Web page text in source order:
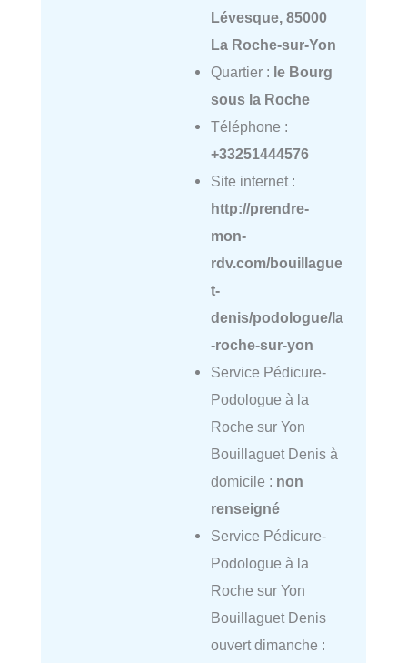
Lévesque, 85000
La Roche-sur-Yon
Quartier : le Bourg
sous la Roche
Téléphone :
+33251444576
Site internet :
http://prendre-
mon-
rdv.com/bouillague
t-
denis/podologue/la
-roche-sur-yon
Service Pédicure-
Podologue à la
Roche sur Yon
Bouillaguet Denis à
domicile : non
renseigné
Service Pédicure-
Podologue à la
Roche sur Yon
Bouillaguet Denis
ouvert dimanche :